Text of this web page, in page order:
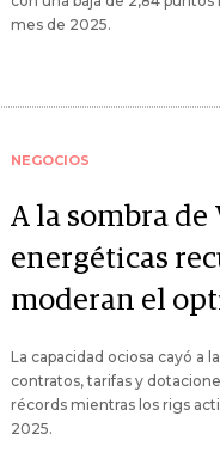
mes de 2025.
NEGOCIOS
A la sombra de
energéticas
moderan el
La capacidad ociosa cayó a
contratos, tarifas y
récords mientras los rigs
2025.